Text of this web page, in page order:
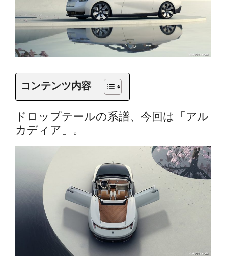
コンテンツ内容
ドロップテールの系譜、今回は「アル
カディア」。